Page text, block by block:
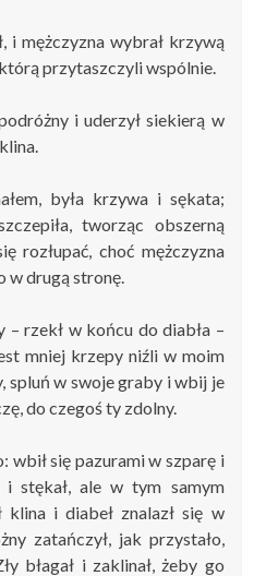
i mężczyzna wybrał krzywą
przytaszczyli wspólnie.
i uderzył siekierą w
była krzywa i sękata;
tworząc obszerną
rozłupać, choć mężczyzna
w drugą stronę.
– rzekł w końcu do diabła –
mniej krzepy niźli w moim
spluń w swoje graby i wbij je
do czegoś ty zdolny.
wbił się pazurami w szparę i
i stękał, ale w tym samym
klina i diabeł znalazł się w
zatańczył, jak przystało,
błagał i zaklinał, żeby go